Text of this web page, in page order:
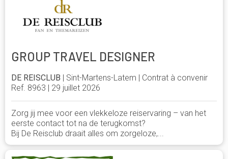
GROUP TRAVEL DESIGNER
DE REISCLUB | Sint-Martens-Latem | Contrat à convenir
Ref. 8963 | 29 juillet 2026
Zorg jij mee voor een vlekkeloze reiservaring – van het
eerste contact tot na de terugkomst?
Bij De Reisclub draait alles om zorgeloze,...